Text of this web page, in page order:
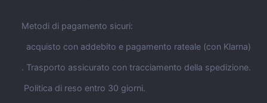
Metodi di pagamento sicuri:
acquisto con addebito e pagamento rateale (con Klarna)
. Trasporto assicurato con tracciamento della spedizione.
Politica di reso entro 30 giorni.